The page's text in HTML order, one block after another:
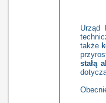
Urząd
także
stałą